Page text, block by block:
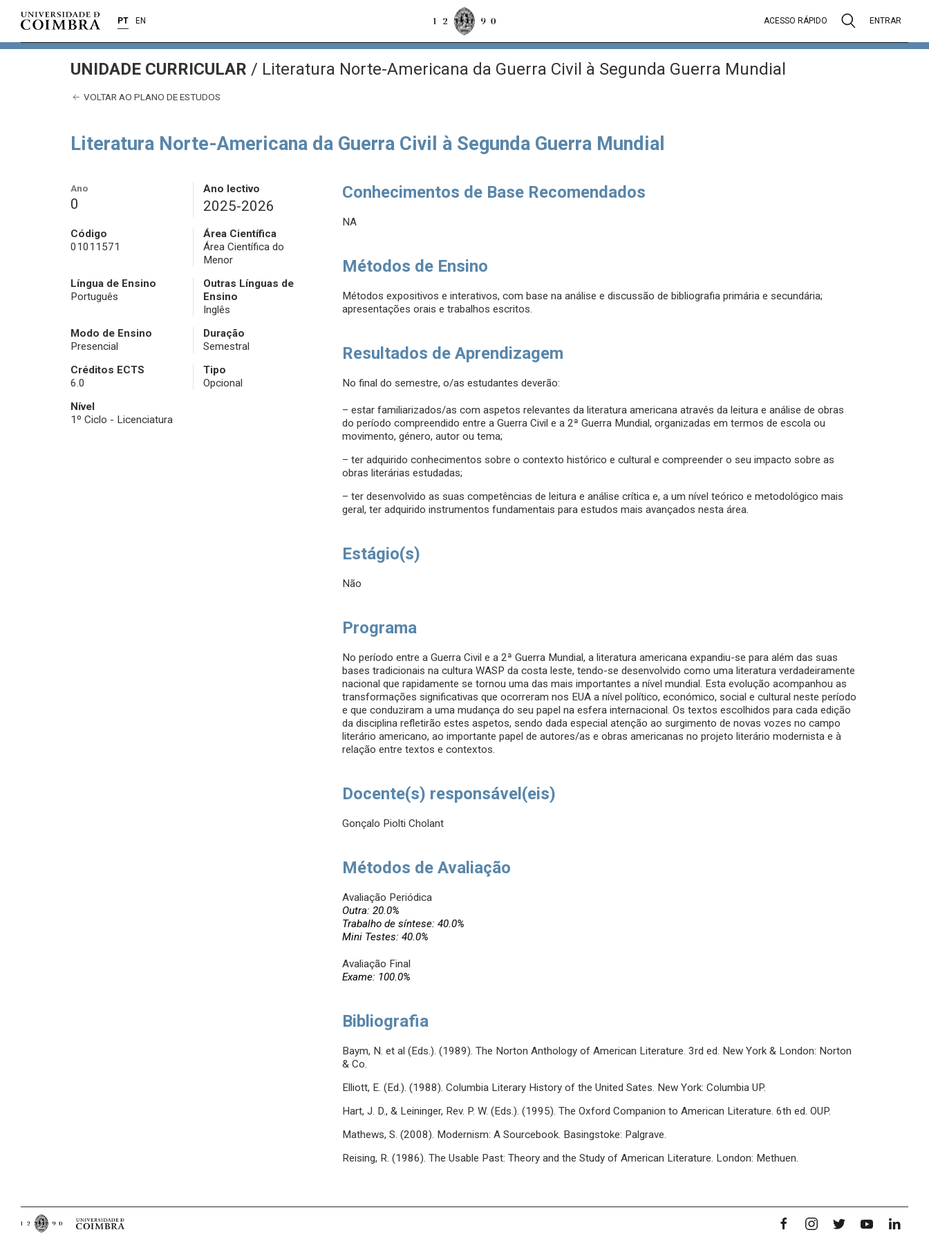
PT EN ACESSO RÁPIDO ENTRAR
UNIDADE CURRICULAR / Literatura Norte-Americana da Guerra Civil à Segunda Guerra Mundial
VOLTAR AO PLANO DE ESTUDOS
Literatura Norte-Americana da Guerra Civil à Segunda Guerra Mundial
Ano
0
Ano lectivo
2025-2026
Código
01011571
Área Científica
Área Científica do
Menor
Língua de Ensino
Português
Outras Línguas de
Ensino
Inglês
Modo de Ensino
Presencial
Duração
Semestral
Créditos ECTS
6.0
Tipo
Opcional
Nível
1º Ciclo - Licenciatura
Conhecimentos de Base Recomendados
NA
Métodos de Ensino
Métodos expositivos e interativos, com base na análise e discussão de bibliografia primária e secundária;
apresentações orais e trabalhos escritos.
Resultados de Aprendizagem
No final do semestre, o/as estudantes deverão:
– estar familiarizados/as com aspetos relevantes da literatura americana através da leitura e análise de obras
do período compreendido entre a Guerra Civil e a 2ª Guerra Mundial, organizadas em termos de escola ou
movimento, género, autor ou tema;
– ter adquirido conhecimentos sobre o contexto histórico e cultural e compreender o seu impacto sobre as
obras literárias estudadas;
– ter desenvolvido as suas competências de leitura e análise crítica e, a um nível teórico e metodológico mais
geral, ter adquirido instrumentos fundamentais para estudos mais avançados nesta área.
Estágio(s)
Não
Programa
No período entre a Guerra Civil e a 2ª Guerra Mundial, a literatura americana expandiu-se para além das suas
bases tradicionais na cultura WASP da costa leste, tendo-se desenvolvido como uma literatura verdadeiramente
nacional que rapidamente se tornou uma das mais importantes a nível mundial. Esta evolução acompanhou as
transformações significativas que ocorreram nos EUA a nível político, económico, social e cultural neste período
e que conduziram a uma mudança do seu papel na esfera internacional. Os textos escolhidos para cada edição
da disciplina refletirão estes aspetos, sendo dada especial atenção ao surgimento de novas vozes no campo
literário americano, ao importante papel de autores/as e obras americanas no projeto literário modernista e à
relação entre textos e contextos.
Docente(s) responsável(eis)
Gonçalo Piolti Cholant
Métodos de Avaliação
Avaliação Periódica
Outra: 20.0%
Trabalho de síntese: 40.0%
Mini Testes: 40.0%
Avaliação Final
Exame: 100.0%
Bibliografia
Baym, N. et al (Eds.). (1989). The Norton Anthology of American Literature. 3rd ed. New York & London: Norton
& Co.
Elliott, E. (Ed.). (1988). Columbia Literary History of the United Sates. New York: Columbia UP.
Hart, J. D., & Leininger, Rev. P. W. (Eds.). (1995). The Oxford Companion to American Literature. 6th ed. OUP.
Mathews, S. (2008). Modernism: A Sourcebook. Basingstoke: Palgrave.
Reising, R. (1986). The Usable Past: Theory and the Study of American Literature. London: Methuen.